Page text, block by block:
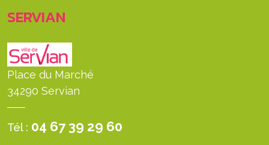
SERVIAN
Place du Marché
34290 Servian
Tél : 04 67 39 29 60